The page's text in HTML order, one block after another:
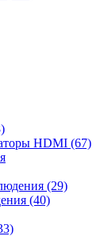
HDMI (67)
(29)
(40)